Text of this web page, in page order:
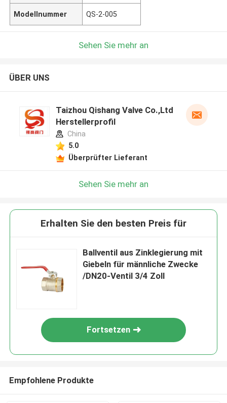
Modellnummer QS-2-005
Sehen Sie mehr an
ÜBER UNS
Taizhou Qishang Valve Co.,Ltd
Herstellerprofil
China
5.0
Überprüfter Lieferant
Sehen Sie mehr an
Erhalten Sie den besten Preis für
Ballventil aus Zinklegierung mit
Giebeln für männliche Zwecke
/DN20-Ventil 3/4 Zoll
Fortsetzen
Empfohlene Produkte